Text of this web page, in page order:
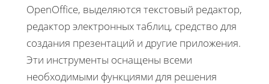
OpenOffice, выделяются текстовый редактор,
редактор электронных таблиц, средство для
создания презентаций и другие приложения.
Эти инструменты оснащены всеми
необходимыми функциями для решения